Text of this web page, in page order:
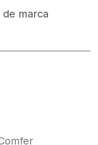
de marca